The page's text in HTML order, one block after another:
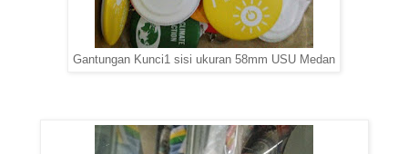
Gantungan Kunci1 sisi ukuran 58mm USU Medan